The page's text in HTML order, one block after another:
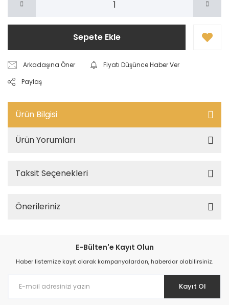
Sepete Ekle
Arkadaşına Öner
Fiyatı Düşünce Haber Ver
Paylaş
Ürün Bilgisi
Ürün Yorumları
Taksit Seçenekleri
Önerileriniz
E-Bülten'e Kayıt Olun
Haber listemize kayıt olarak kampanyalardan, haberdar olabilirsiniz.
Kayıt Ol